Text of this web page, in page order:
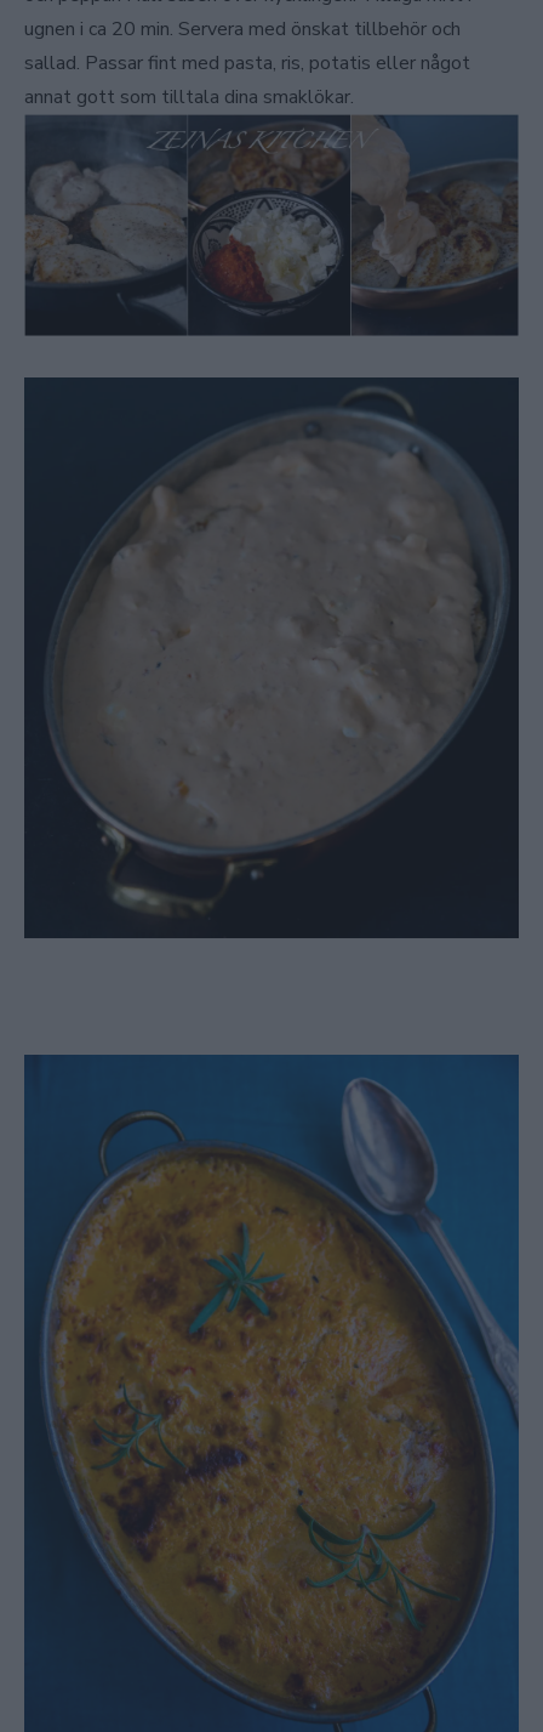
ugnen i ca 20 min. Servera med önskat tillbehör och
sallad. Passar fint med pasta, ris, potatis eller något
annat gott som tilltala dina smaklökar.